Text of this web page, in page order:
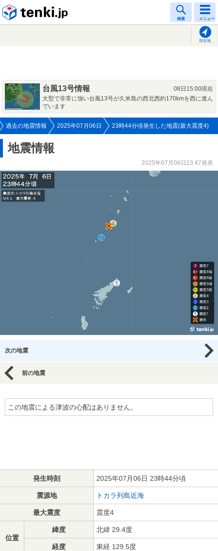
検索 メニュー
現在地
台風13号情報
08日15:00現在
大型で非常に強い台風13号が久米島の西北西約170kmを西に進ん
でいます
過去の地震情報 2025年07月06日 23時44分頃発生した地震(最大震度4)
地震情報
2025年07月06日23:47発表
次の地震
前の地震
この地震による津波の心配はありません。
発生時刻 2025年07月06日 23時44分頃
震源地 トカラ列島近海
最大震度 震度4
位置
緯度 北緯 29.4度
経度 東経 129.5度